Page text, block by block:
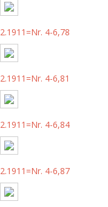
2.1911=Nr. 4-6,78
2.1911=Nr. 4-6,81
2.1911=Nr. 4-6,84
2.1911=Nr. 4-6,87